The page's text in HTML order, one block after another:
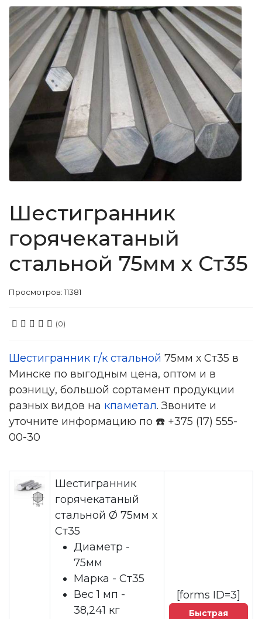
Шестигранник
горячекатаный
стальной 75мм х Ст35
Просмотров: 11381
(0)
Шестигранник г/к стальной 75мм х Ст35 в
Минске по выгодным цена, оптом и в
розницу, большой сортамент продукции
разных видов на кпаметал. Звоните и
уточните информацию по ☎️ +375 (17) 555-
00-30
Шестигранник
горячекатаный
стальной Ø 75мм х
Ст35
Диаметр -
75мм
Марка - Ст35
Вес 1 мп -
38,241 кг
[forms ID=3]
Быстрая